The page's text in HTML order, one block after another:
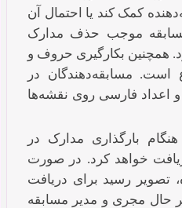
کمک کند یا احتمال آن
موجب حذف مدارک
همچنین بکارگیری حروف و
است. مسابقه‌دهندگان در
و اعداد فارسی روی نقشه‌ها
بارگذاری مدارک در
خواهد کرد. در صورت
تصویر رسید برای دریافت
حال مجری و مدیر مسابقه